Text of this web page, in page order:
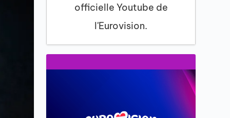
officielle Youtube de
l'Eurovision.